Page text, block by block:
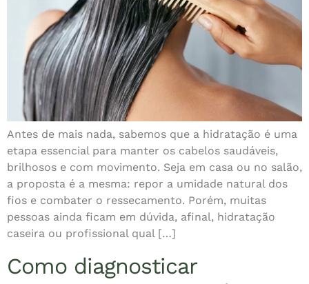
Antes de mais nada, sabemos que a hidratação é uma
etapa essencial para manter os cabelos saudáveis,
brilhosos e com movimento. Seja em casa ou no salão,
a proposta é a mesma: repor a umidade natural dos
fios e combater o ressecamento. Porém, muitas
pessoas ainda ficam em dúvida, afinal, hidratação
caseira ou profissional qual […]
Como diagnosticar